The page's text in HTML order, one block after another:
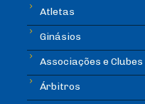
Atletas
Ginásios
Associações e Clubes
Árbitros